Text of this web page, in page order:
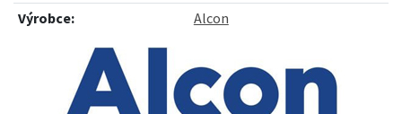
Výrobce:
Alcon